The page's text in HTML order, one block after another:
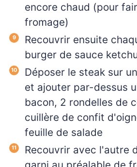
encore chaud (pour
fromage)
Recouvrir ensuite
burger de sauce
Déposer le steak sur
et ajouter par-dessus
bacon, 2 rondelles de
cuillère de confit
feuille de salade
Recouvrir avec l'autre